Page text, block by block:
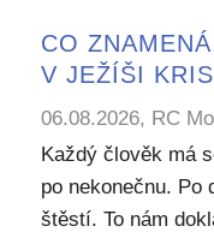
CO
V JEŽÍŠI
06.08.2026, RC
Každý člověk má
po nekonečnu. Po
štěstí. To nám